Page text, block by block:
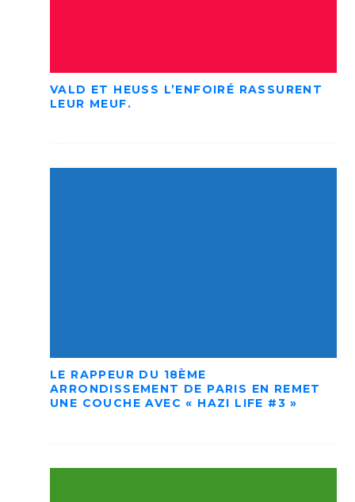
VALD ET HEUSS L’ENFOIRÉ RASSURENT
LEUR MEUF.
LE RAPPEUR DU 18ÈME
ARRONDISSEMENT DE PARIS EN REMET
UNE COUCHE AVEC « HAZI LIFE #3 »